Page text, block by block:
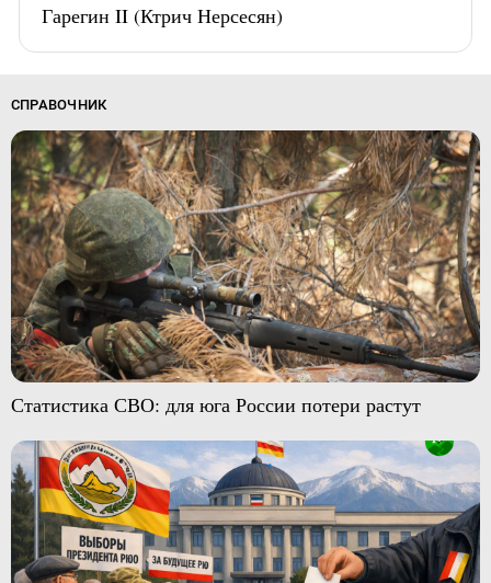
Гарегин II (Ктрич Нерсесян)
СПРАВОЧНИК
Статистика СВО: для юга России потери растут